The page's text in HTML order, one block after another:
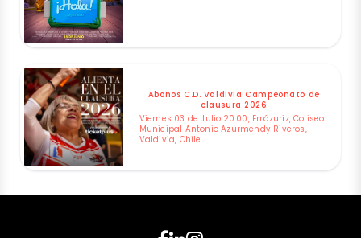
Abonos C.D. Valdivia Campeonato de
clausura 2026
Viernes 03 de Julio 20:00, Errázuriz, Coliseo
Municipal Antonio Azurmendy Riveros,
Valdivia, Chile